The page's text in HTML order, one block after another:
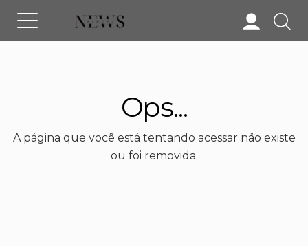
Ops...
A página que você está tentando acessar não existe
ou foi removida.